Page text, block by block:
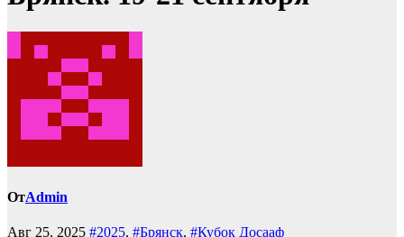
ОтAdmin
Авг 25, 2025 #2025, #Брянск, #Кубок Досааф